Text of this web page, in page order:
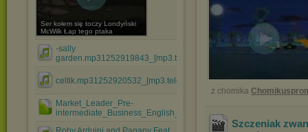
Ser kołem się toczy Londyński
McWilk Łap tego ptaka
-sally
garden.mp31252919843_[mp3.teledyski.info].mp3
celtik.mp31252920532_[mp3.teledyski.info].mp3
Market_Leader_Pre-
intermediate_Business_English_Teache....rar
z chomika
Szczeniak